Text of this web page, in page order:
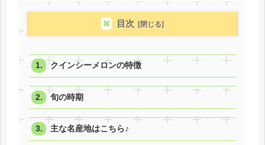
目次
クインシーメロンの特徴
旬の時期
主な名産地はこちら♪